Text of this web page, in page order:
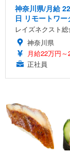
神奈川県/月給
日 リモートワ
レイズネクスト
神奈川県
月給22万円～
正社員